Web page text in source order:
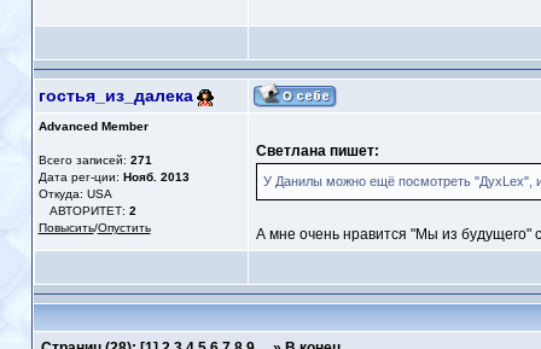
гостья_из_далека
Advanced Member
Всего записей: 271
Дата рег-ции: Нояб. 2013
Откуда: USA
АВТОРИТЕТ: 2
Повысить/Опустить
Светлана пишет:
У Данилы можно ещё посмотреть "ДухLex",
А мне очень нравится "Мы из будущего"